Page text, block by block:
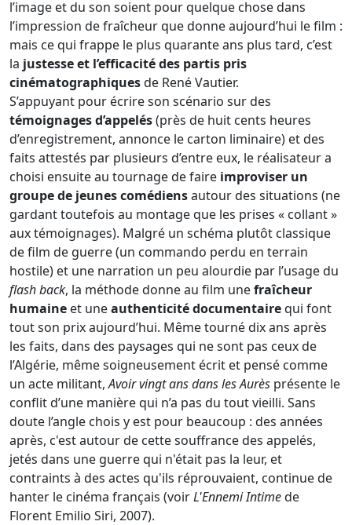
l’image et du son soient pour quelque chose dans
l’impression de fraîcheur que donne aujourd’hui le film :
mais ce qui frappe le plus quarante ans plus tard, c’est
la justesse et l’efficacité des partis pris
cinématographiquesde René Vautier.
S’appuyant pour écrire son scénario sur des
témoignages d’appelés(près de huit cents heures
d’enregistrement, annonce le carton liminaire) et des
faits attestés par plusieurs d’entre eux, le réalisateur a
choisi ensuite au tournage de faire improviser un
groupe de jeunes comédiensautour des situations (ne
gardant toutefois au montage que les prises « collant »
aux témoignages). Malgré un schéma plutôt classique
de film de guerre (un commando perdu en terrain
hostile) et une narration un peu alourdie par l’usage du
flash back, la méthode donne au film unefraîcheur
humaine et uneauthenticité documentairequi font
tout son prix aujourd’hui. Même tourné dix ans après
les faits, dans des paysages qui ne sont pas ceux de
l’Algérie, même soigneusement écrit et pensé comme
un acte militant,Avoir vingt ans dans les Aurès présente le
conflit d’une manière qui n’a pas du tout vieilli. Sans
doute l’angle chois y est pour beaucoup : des années
après, c'est autour de cette souffrance des appelés,
jetés dans une guerre qui n'était pas la leur, et
contraints à des actes qu'ils réprouvaient, continue de
hanter le cinéma français (voirL'Ennemi Intimede
Florent Emilio Siri, 2007).